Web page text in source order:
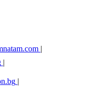
|
|
|